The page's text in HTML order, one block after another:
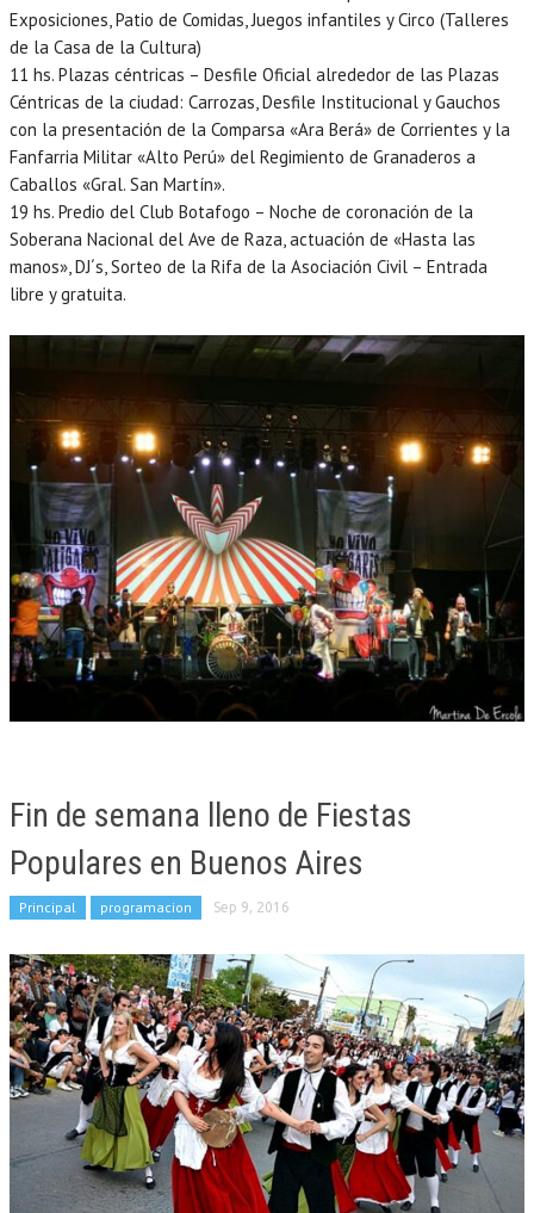
Exposiciones, Patio de Comidas, Juegos infantiles y Circo (Talleres
de la Casa de la Cultura)
11 hs. Plazas céntricas – Desfile Oficial alrededor de las Plazas
Céntricas de la ciudad: Carrozas, Desfile Institucional y Gauchos
con la presentación de la Comparsa «Ara Berá» de Corrientes y la
Fanfarria Militar «Alto Perú» del Regimiento de Granaderos a
Caballos «Gral. San Martín».
19 hs. Predio del Club Botafogo – Noche de coronación de la
Soberana Nacional del Ave de Raza, actuación de «Hasta las
manos», DJ´s, Sorteo de la Rifa de la Asociación Civil – Entrada
libre y gratuita.
Fin de semana lleno de Fiestas
Populares en Buenos Aires
Principal programacion Sep 9, 2016